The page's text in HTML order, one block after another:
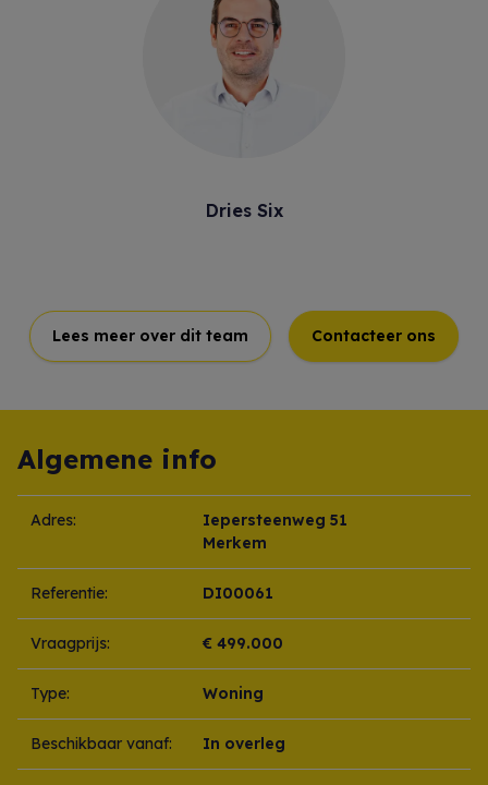
Dries Six
Lees meer over dit team Contacteer ons
Algemene info
Adres:
Iepersteenweg 51
Merkem
Referentie: DI00061
Vraagprijs: € 499.000
Type: Woning
Beschikbaar vanaf: In overleg